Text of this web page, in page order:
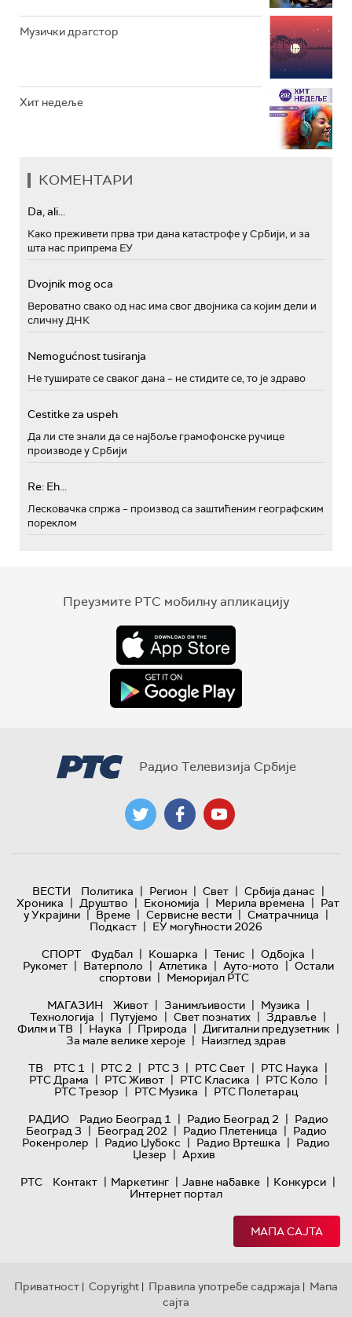
Музички драгстор
Хит недеље
КОМЕНТАРИ
Da, ali...
Како преживети прва три дана катастрофе у Србији, и за
шта нас припрема ЕУ
Dvojnik mog oca
Вероватно свако од нас има свог двојника са којим дели и
сличну ДНК
Nemogućnost tusiranja
Не туширате се сваког дана – не стидите се, то је здраво
Cestitke za uspeh
Да ли сте знали да се најбоље грамофонске ручице
производе у Србији
Re: Eh...
Лесковачка спржа – производ са заштићеним географским
пореклом
Преузмите РТС мобилну апликацију
Радио Телевизија Србије
ВЕСТИ Политика | Регион | Свет | Србија данас |
Хроника | Друштво | Економија | Мерила времена | Рат
у Украјини | Време | Сервисне вести | Сматрачница |
Подкаст | ЕУ могућности 2026
СПОРТ
Фудбал | Кошарка | Тенис | Одбојка |
Рукомет | Ватерполо | Атлетика | Ауто-мото | Остали
спортови | Меморијал РТС
МАГАЗИН
Живот | Занимљивости | Музика |
Технологијa | Путујемо | Свет познатих | Здравље |
Филм и ТВ | Наука | Природа | Дигитални предузетник |
За мале велике хероје | Наизглед здрав
ТВ
РТС 1 | РТС 2 | РТС 3 | РТС Свет | РТС Наука |
РТС Драма | РТС Живот | РТС Класика | РТС Коло |
РТС Трезор | РТС Музика | РТС Полетарац
РАДИО
Радио Београд 1 | Радио Београд 2 | Радио
Београд 3 | Београд 202 | Радио Плетеница | Радио
Рокенролер | Радио Џубокс | Радио Вртешка | Радио
Џезер | Архив
РТС
Контакт | Маркетинг | Јавне набавке | Конкурси |
Интернет портал
МАПА САЈТА
Приватност | Copyright | Правила употребе садржаја | Мапа
сајта